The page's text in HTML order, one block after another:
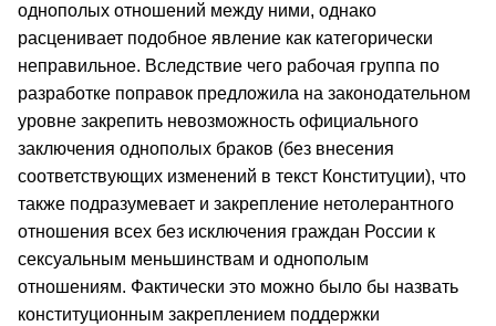
однополых отношений между ними, однако
расценивает подобное явление как категорически
неправильное. Вследствие чего рабочая группа по
разработке поправок предложила на законодательном
уровне закрепить невозможность официального
заключения однополых браков (без внесения
соответствующих изменений в текст Конституции), что
также подразумевает и закрепление нетолерантного
отношения всех без исключения граждан России к
сексуальным меньшинствам и однополым
отношениям. Фактически это можно было бы назвать
конституционным закреплением поддержки